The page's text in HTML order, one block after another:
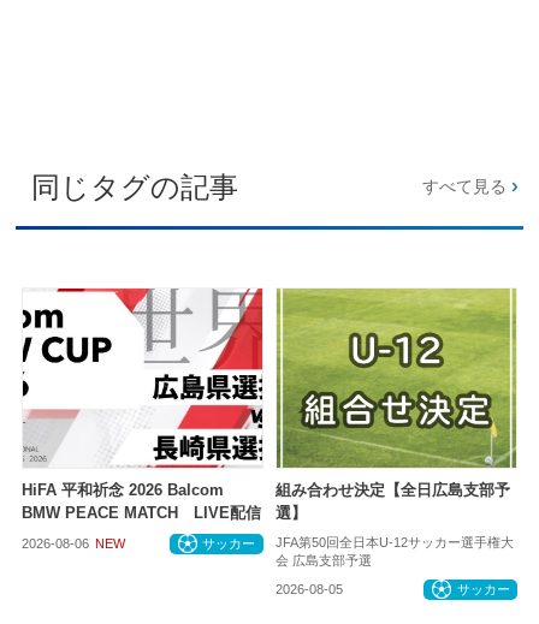
同じタグの記事 すべて見る
HiFA 平和祈念 2026 Balcom
BMW PEACE MATCH LIVE配信
2026-08-06 NEW サッカー
組み合わせ決定【全日広島支部予
選】
JFA第50回全日本U-12サッカー選手権大
会 広島支部予選
2026-08-05 サッカー